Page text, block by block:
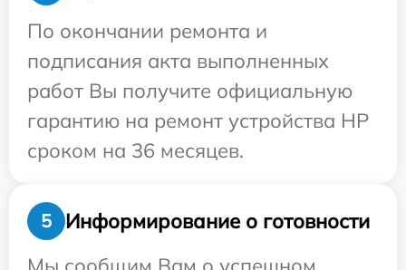
По окончании ремонта и
подписания акта выполненных
работ Вы получите официальную
гарантию на ремонт устройства HP
сроком на 36 месяцев.
5
Информирование о готовности